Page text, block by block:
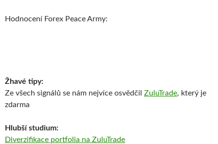
Hodnocení Forex Peace Army:
Žhavé tipy:
Ze všech signálů se nám nejvíce osvědčil ZuluTrade, který je
zdarma
Hlubší studium:
Diverzifikace portfolia na ZuluTrade